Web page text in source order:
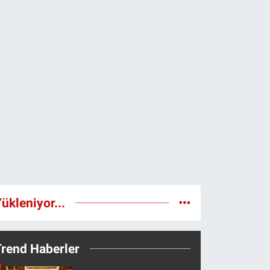
Haberler